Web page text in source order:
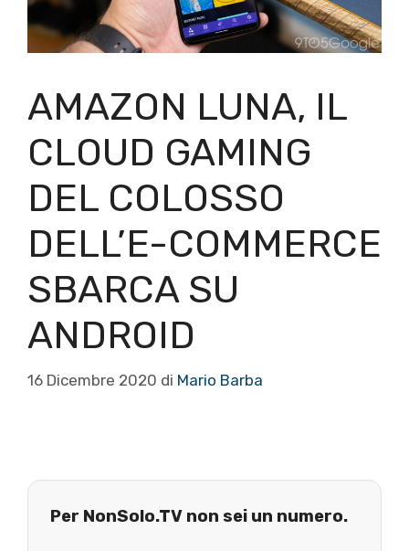
AMAZON LUNA, IL
CLOUD GAMING
DEL COLOSSO
DELL’E-COMMERCE
SBARCA SU
ANDROID
16 Dicembre 2020 di Mario Barba
Per NonSolo.TV non sei un numero.